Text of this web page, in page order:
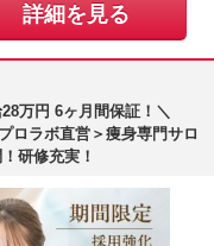
詳細を見る
万円 6ヶ月間保証！＼
ロラボ直営＞痩身専門サロ
研修充実！